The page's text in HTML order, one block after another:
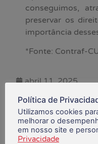
conseguimos,
preservar os
importância
*Fonte: Contraf-
abril 11, 2025
Está gostando
Compartilhe!
Política de
Utilizamos cookies
melhorar o
em nosso site e
Privacidade